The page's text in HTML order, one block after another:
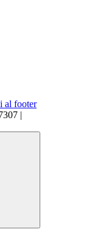
al footer
|